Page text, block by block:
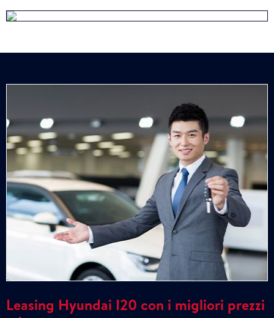
Leasing Hyundai I20 con i migliori prezzi